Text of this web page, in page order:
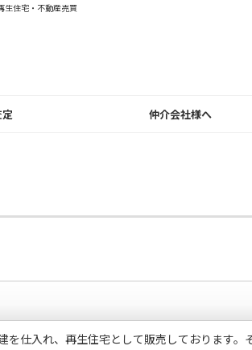
生住宅・不動産売買
仲介会社様へ
を仕入れ、再生住宅として販売しております